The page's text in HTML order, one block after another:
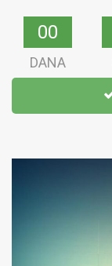
00
00
DANA